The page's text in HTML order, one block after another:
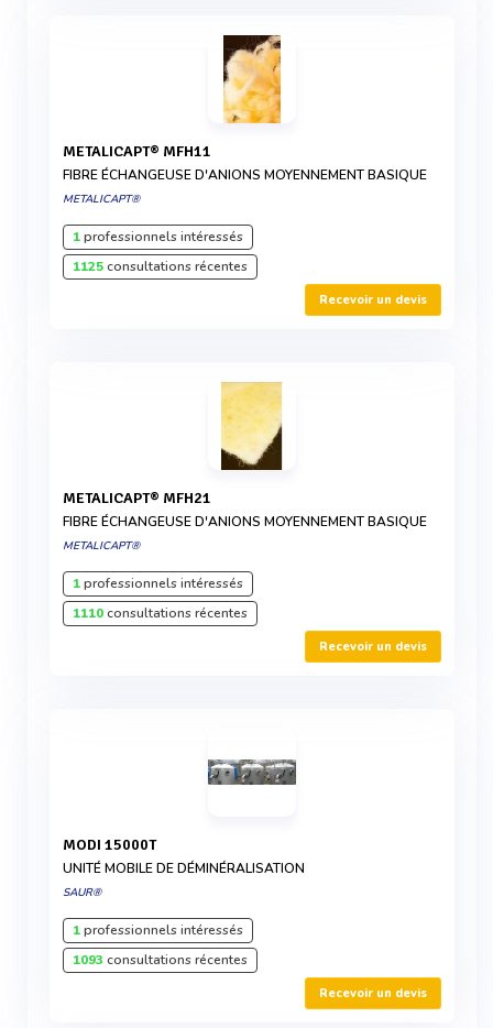
METALICAPT® MFH11
FIBRE ÉCHANGEUSE D'ANIONS MOYENNEMENT BASIQUE
METALICAPT®
1professionnels intéressés
1125consultations récentes
Recevoir un devis
METALICAPT® MFH21
FIBRE ÉCHANGEUSE D'ANIONS MOYENNEMENT BASIQUE
METALICAPT®
1professionnels intéressés
1110consultations récentes
Recevoir un devis
MODI 15000T
UNITÉ MOBILE DE DÉMINÉRALISATION
SAUR®
1professionnels intéressés
1093 consultations récentes
Recevoir un devis